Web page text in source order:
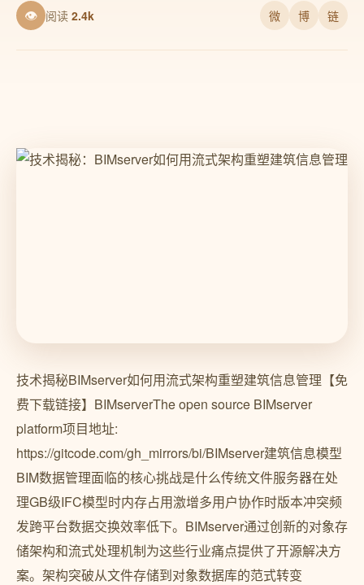
👁 阅读 2.4k 微 博 链
技术揭秘BIMserver如何用流式架构重塑建筑信息管理【免
费下载链接】BIMserverThe open source BIMserver
platform项目地址:
https://gitcode.com/gh_mirrors/bi/BIMserver建筑信息模型
BIM数据管理面临的核心挑战是什么传统文件服务器在处
理GB级IFC模型时内存占用激增多用户协作时版本冲突频
发跨平台数据交换效率低下。BIMserver通过创新的对象存
储架构和流式处理机制为这些行业痛点提供了开源解决方
案。架构突破从文件存储到对象数据库的范式转变